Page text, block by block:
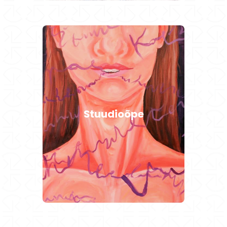
Stuudioõpe
11-16 aastastele
Stuudioõppes on ained
omavahel lõimitud ning õpilane
saab üldise ülevaate kunsti
võimalustest ning suundadest.
Loe edasi